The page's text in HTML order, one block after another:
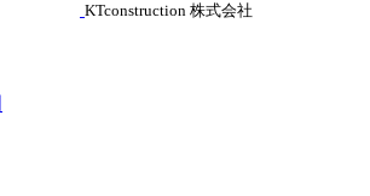
KTconstruction 株式会社